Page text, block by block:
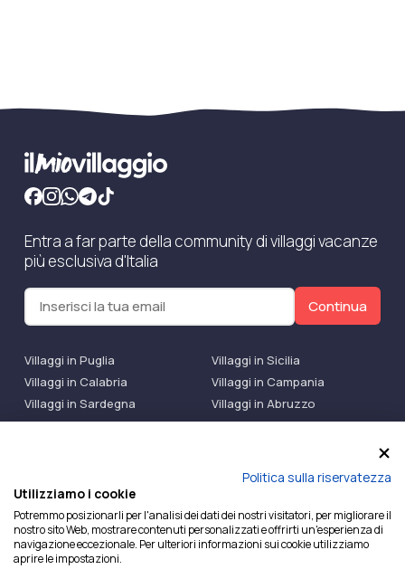
Entra a far parte della community di villaggi vacanze
più esclusiva d'Italia
Continua
Villaggi in Puglia
Villaggi in Sicilia
Villaggi in Calabria
Villaggi in Campania
Villaggi in Sardegna
Villaggi in Abruzzo
Villaggi Bluserena
Villaggi TH Resort
Ilmiovillaggio è un marchio di Ekiwi S.r.l.
Licenza Agenzia Viaggi e Turismo n° 2015/0133251 del
26/02/2015 e coperta da RC per Agenzia di Viaggi n°
OX00081147 REVO Specialty LiabilityXTravel Agencies.
Politica sulla riservatezza
Utilizziamo i cookie
Potremmo posizionarli per l'analisi dei dati dei nostri visitatori, per migliorare il
nostro sito Web, mostrare contenuti personalizzati e offrirti un'esperienza di
navigazione eccezionale. Per ulteriori informazioni sui cookie utilizziamo
aprire le impostazioni.